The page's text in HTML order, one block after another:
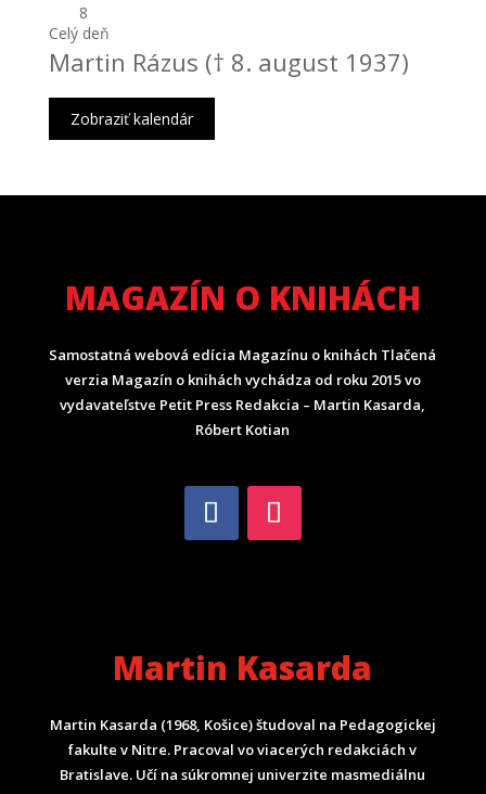
8
Celý deň
Martin Rázus († 8. august 1937)
Zobraziť kalendár
MAGAZÍN O KNIHÁCH
Samostatná webová edícia Magazínu o knihách Tlačená
verzia Magazín o knihách vychádza od roku 2015 vo
vydavateľstve Petit Press Redakcia – Martin Kasarda,
Róbert Kotian
Martin Kasarda
Martin Kasarda (1968, Košice) študoval na Pedagogickej
fakulte v Nitre. Pracoval vo viacerých redakciách v
Bratislave. Učí na súkromnej univerzite masmediálnu